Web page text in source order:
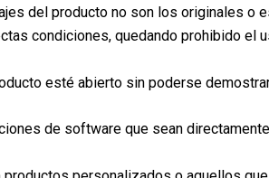
del producto no son los originales o
condiciones, quedando prohibido
esté abierto sin poderse
de software que sean